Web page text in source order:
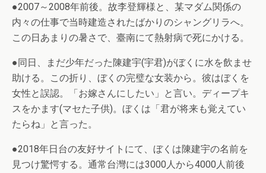
●2007～2008年前後。故李登輝様と、某マダム関係の
内々の仕事で当時建造されたばかりのシャングリラへ。
この日あまりの暑さで、臺南にて熱射病で死にかける。
●同日、まだ少年だった陳建宇(宇君)がぼくに水を飲ませ
助ける。この折り、ぼくの完璧な女装から。彼はぼくを
女性と誤認。「お嫁さんにしたい」と言い。ディープキ
スをかます(マセた子供)。ぼくは「君が将来も覚えてい
たらね」と言った。
●2018年日台の友好サイトにて、ぼくは陳建宇の名前を
見つけ驚愕する。通常台灣には3000人から4000人前後